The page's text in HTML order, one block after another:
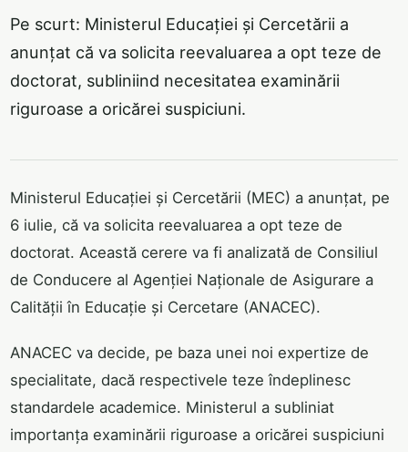
Pe scurt: Ministerul Educației și Cercetării a
anunțat că va solicita reevaluarea a opt teze de
doctorat, subliniind necesitatea examinării
riguroase a oricărei suspiciuni.
Ministerul Educației și Cercetării (MEC) a anunțat, pe
6 iulie, că va solicita reevaluarea a opt teze de
doctorat. Această cerere va fi analizată de Consiliul
de Conducere al Agenției Naționale de Asigurare a
Calității în Educație și Cercetare (ANACEC).
ANACEC va decide, pe baza unei noi expertize de
specialitate, dacă respectivele teze îndeplinesc
standardele academice. Ministerul a subliniat
importanța examinării riguroase a oricărei suspiciuni